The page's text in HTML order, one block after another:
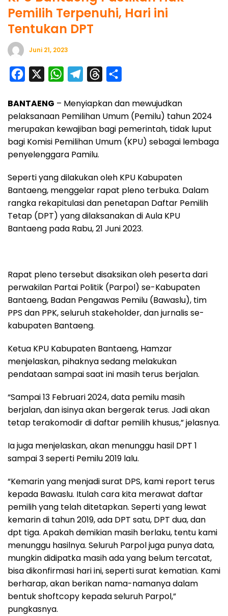
Pemilih Terpenuhi, Hari ini
Tentukan DPT
Juni 21, 2023
c
e
b
o
k
W
a
t
s
A
p
l
e
g
r
m
r
e
a
a
r
e
BANTAENG – Menyiapkan dan mewujudkan
pelaksanaan Pemilihan Umum (Pemilu) tahun 2024
merupakan kewajiban bagi pemerintah, tidak luput
bagi Komisi Pemilihan Umum (KPU) sebagai lembaga
penyelenggara Pamilu.
Seperti yang dilakukan oleh KPU Kabupaten
Bantaeng, menggelar rapat pleno terbuka. Dalam
rangka rekapitulasi dan penetapan Daftar Pemilih
Tetap (DPT) yang dilaksanakan di Aula KPU
Bantaeng pada Rabu, 21 Juni 2023.
Rapat pleno tersebut disaksikan oleh peserta dari
perwakilan Partai Politik (Parpol) se-Kabupaten
Bantaeng, Badan Pengawas Pemilu (Bawaslu), tim
PPS dan PPK, seluruh stakeholder, dan jurnalis se-
kabupaten Bantaeng.
Ketua KPU Kabupaten Bantaeng, Hamzar
menjelaskan, pihaknya sedang melakukan
pendataan sampai saat ini masih terus berjalan.
“Sampai 13 Februari 2024, data pemilu masih
berjalan, dan isinya akan bergerak terus. Jadi akan
tetap terakomodir di daftar pemilih khusus,” jelasnya.
Ia juga menjelaskan, akan menunggu hasil DPT 1
sampai 3 seperti Pemilu 2019 lalu.
“Kemarin yang menjadi surat DPS, kami report terus
kepada Bawaslu. Itulah cara kita merawat daftar
pemilih yang telah ditetapkan. Seperti yang lewat
kemarin di tahun 2019, ada DPT satu, DPT dua, dan
dpt tiga. Apakah demikian masih berlaku, tentu kami
menunggu hasilnya. Seluruh Parpol juga punya data,
mungkin didipatka masih ada yang belum tercatat,
bisa dikonfirmasi hari ini, seperti surat kematian. Kami
berharap, akan berikan nama-namanya dalam
bentuk shoftcopy kepada seluruh Parpol,”
pungkasnya.